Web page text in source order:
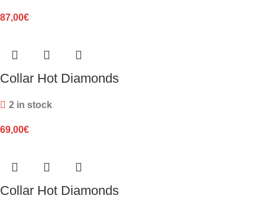
87,00€
Collar Hot Diamonds
2 in stock
69,00€
Collar Hot Diamonds